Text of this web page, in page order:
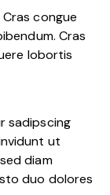
congue
Cras
lobortis
sadipscing
ut
diam
duo dolores